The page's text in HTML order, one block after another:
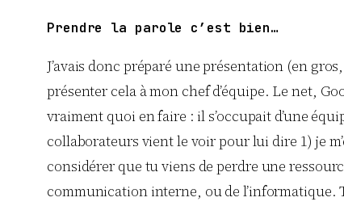
Prendre la parole c’est bien…
J’avais donc préparé une présentation (en
présenter cela à mon chef d’équipe. Le net,
vraiment quoi en faire : il s’occupait d’une
collaborateurs vient le voir pour lui dire 1) je
considérer que tu viens de perdre une
communication interne, ou de l’informatique.